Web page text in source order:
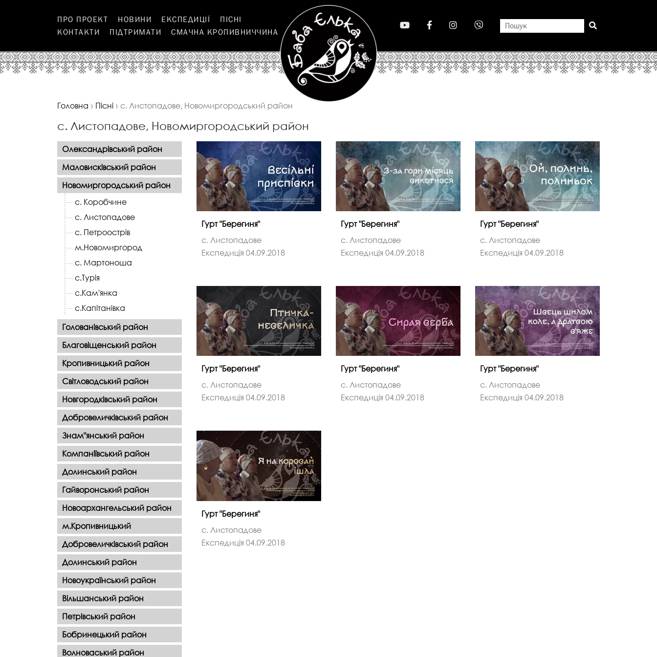
ПРО ПРОЕКТ НОВИНИ ЕКСПЕДИЦІЇ
ПІCНІ
КОНТАКТИ
ПІДТРИМАТИ СМАЧНА КРОПИВНИЧЧИНА ВІДЕО
Головна Піcні с. Листопадове, Новомиргородський район
с. Листопадове, Новомиргородський район
Олександрівський район
Маловисківський район
Новомиргородський район
с. Коробчине
с. Листопадове
с. Петроострів
м.Новомиргород
с. Мартоноша
с.Турія
с.Кам'янка
с.Капітанівка
Голованівський район
Благовіщенський район
Кропивницький район
Світловодський район
Новгородківський район
Добровеличківський район
Знам"янський район
Компаніївський район
Долинський район
Гайворонський район
Новоархангельський район
м.Кропивницький
Добровеличківський район
Долинський район
Новоукраїнський район
Вільшанський район
Петрівський район
Бобринецький район
Волноваський район
Гурт "Берегиня"
с. Листопадове
Експедиція 04.09.2018
Гурт "Берегиня"
с. Листопадове
Експедиція 04.09.2018
Гурт "Берегиня"
с. Листопадове
Експедиція 04.09.2018
Гурт "Берегиня"
с. Листопадове
Експедиція 04.09.2018
Гурт "Берегиня"
с. Листопадове
Експедиція 04.09.2018
Гурт "Берегиня"
с. Листопадове
Експедиція 04.09.2018
Гурт "Берегиня"
с. Листопадове
Експедиція 04.09.2018